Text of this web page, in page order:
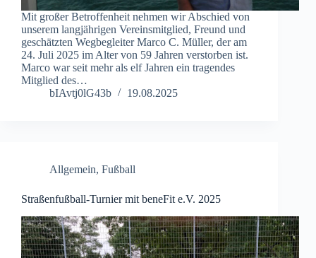
Mit großer Betroffenheit nehmen wir Abschied von
unserem langjährigen Vereinsmitglied, Freund und
geschätzten Wegbegleiter Marco C. Müller, der am
24. Juli 2025 im Alter von 59 Jahren verstorben ist.
Marco war seit mehr als elf Jahren ein tragendes
Mitglied des…
bIAvtj0lG43b
19.08.2025
Allgemein, Fußball
Straßenfußball-Turnier mit beneFit e.V. 2025